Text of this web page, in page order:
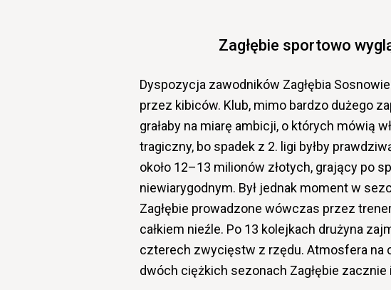
Zagłębie sportowo
Dyspozycja zawodników Zagłębia
przez kibiców. Klub, mimo bardzo dużego
grałaby na miarę ambicji, o których mówią
tragiczny, bo spadek z 2. ligi byłby
około 12–13 milionów złotych, grający po
niewiarygodnym. Był jednak moment w
Zagłębie prowadzone wówczas przez
całkiem nieźle. Po 13 kolejkach drużyna
czterech zwycięstw z rzędu. Atmosfera na
dwóch ciężkich sezonach Zagłębie zacznie